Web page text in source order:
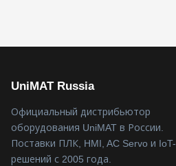
UniMAT Russia
Официальный дистрибьютор
оборудования UniMAT в России.
Поставки ПЛК, HMI, AC Servo и IoT-
решений с 2005 года.